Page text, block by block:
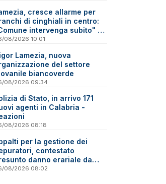
cresce allarme per
di cinghiali in centro:
intervenga subito" -
08/2026 10:01
Lamezia, nuova
del settore
biancoverde
08/2026 09:34
di Stato, in arrivo 171
agenti in Calabria -
08/2026 08:18
per la gestione dei
contestato
danno erariale da
euro
08/2026 08:02